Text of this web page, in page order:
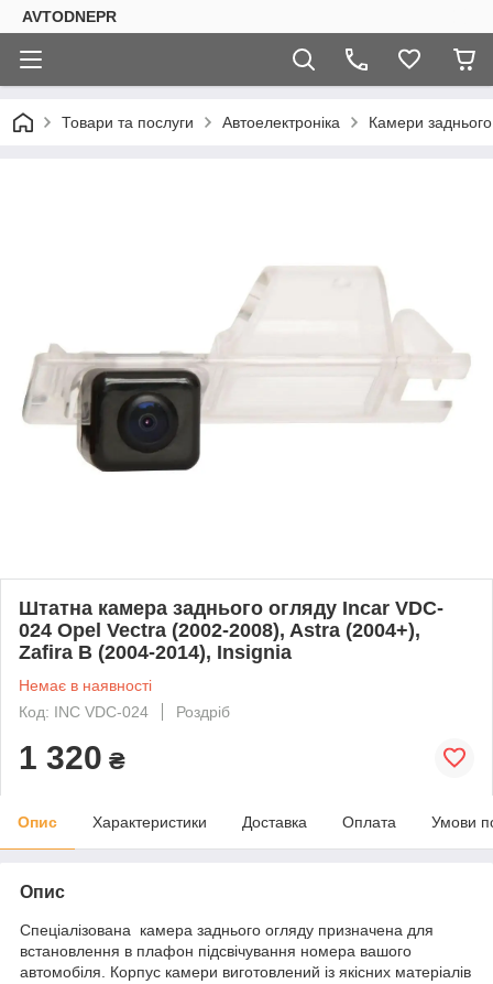
AVTODNEPR
Товари та послуги Автоелектроніка Камери
Штатна камера заднього огляду Incar VDC-
024 Opel Vectra (2002-2008), Astra (2004+),
Zafira B (2004-2014), Insignia
Немає в наявності
Код: INC VDC-024
Роздріб
1 320 ₴
Опис Характеристики Доставка Оплата Умови
Опис
Спеціалізована камера заднього огляду призначена для
встановлення в плафон підсвічування номера вашого
автомобіля. Корпус камери виготовлений із якісних матеріалів